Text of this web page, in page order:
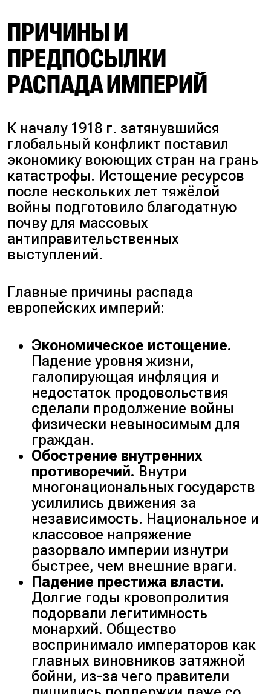
ПРИЧИНЫ И
ПРЕДПОСЫЛКИ
РАСПАДА ИМПЕРИЙ
К началу 1918 г. затянувшийся
глобальный конфликт поставил
экономику воюющих стран на грань
катастрофы. Истощение ресурсов
после нескольких лет тяжёлой
войны подготовило благодатную
почву для массовых
антиправительственных
выступлений.
Главные причины распада
европейских империй:
Экономическое истощение.
Падение уровня жизни,
галопирующая инфляция и
недостаток продовольствия
сделали продолжение войны
физически невыносимым для
граждан.
Обострение внутренних
противоречий. Внутри
многонациональных государств
усилились движения за
независимость. Национальное и
классовое напряжение
разорвало империи изнутри
быстрее, чем внешние враги.
Падение престижа власти.
Долгие годы кровопролития
подорвали легитимность
монархий. Общество
воспринимало императоров как
главных виновников затяжной
бойни, из-за чего правители